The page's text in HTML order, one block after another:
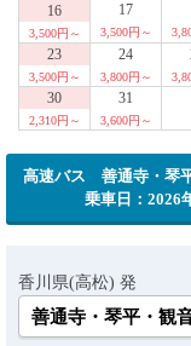
16
3,500円～
17
3,500円～
23
3,500円～
24
3,800円～
30
2,310円～
31
3,600円～
高速バス 善通寺・琴
乗車日：2026
香川県(高松) 発